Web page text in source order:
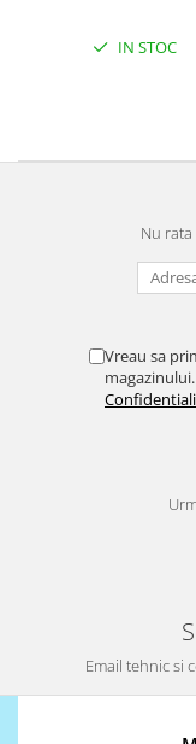
IN STOC
Nu
Vreau sa
Email tehnic si